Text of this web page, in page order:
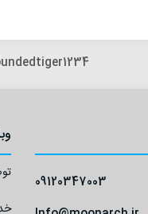
09120347003